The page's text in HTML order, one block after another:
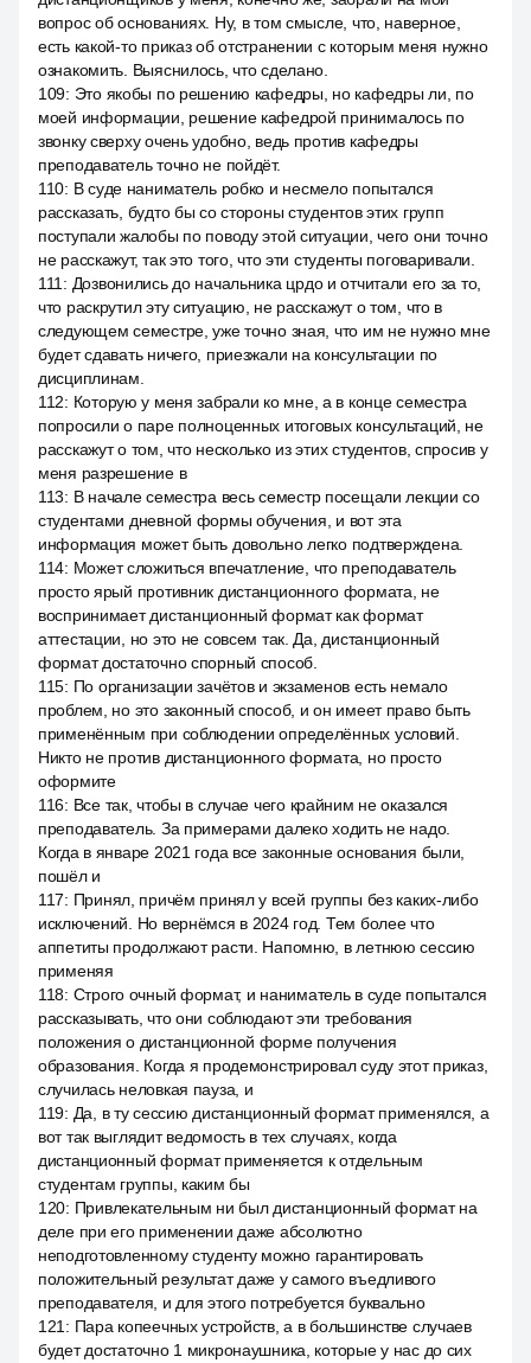
вопрос об основаниях. Ну, в том смысле, что, наверное,
есть какой-то приказ об отстранении с которым меня нужно
ознакомить. Выяснилось, что сделано.
109: Это якобы по решению кафедры, но кафедры ли, по
моей информации, решение кафедрой принималось по
звонку сверху очень удобно, ведь против кафедры
преподаватель точно не пойдёт.
110: В суде наниматель робко и несмело попытался
рассказать, будто бы со стороны студентов этих групп
поступали жалобы по поводу этой ситуации, чего они точно
не расскажут, так это того, что эти студенты поговаривали.
111 : Дозвонились до начальника црдо и отчитали его за то,
что раскрутил эту ситуацию, не расскажут о том, что в
следующем семестре, уже точно зная, что им не нужно мне
будет сдавать ничего, приезжали на консультации по
дисциплинам.
112: Которую у меня забрали ко мне, а в конце семестра
попросили о паре полноценных итоговых консультаций, не
расскажут о том, что несколько из этих студентов, спросив у
меня разрешение в
113: В начале семестра весь семестр посещали лекции со
студентами дневной формы обучения, и вот эта
информация может быть довольно легко подтверждена.
114: Может сложиться впечатление, что преподаватель
просто ярый противник дистанционного формата, не
воспринимает дистанционный формат как формат
аттестации, но это не совсем так. Да, дистанционный
формат достаточно спорный способ.
115: По организации зачётов и экзаменов есть немало
проблем, но это законный способ, и он имеет право быть
применённым при соблюдении определённых условий.
Никто не против дистанционного формата, но просто
оформите
116: Все так, чтобы в случае чего крайним не оказался
преподаватель. За примерами далеко ходить не надо.
Когда в январе 2021 года все законные основания были,
пошёл и
117: Принял, причём принял у всей группы без каких-либо
исключений. Но вернёмся в 2024 год. Тем более что
аппетиты продолжают расти. Напомню, в летнюю сессию
применяя
118: Строго очный формат, и наниматель в суде попытался
рассказывать, что они соблюдают эти требования
положения о дистанционной форме получения
образования. Когда я продемонстрировал суду этот приказ,
случилась неловкая пауза, и
119: Да, в ту сессию дистанционный формат применялся, а
вот так выглядит ведомость в тех случаях, когда
дистанционный формат применяется к отдельным
студентам группы, каким бы
120: Привлекательным ни был дистанционный формат на
деле при его применении даже абсолютно
неподготовленному студенту можно гарантировать
положительный результат даже у самого въедливого
преподавателя, и для этого потребуется буквально
121 : Пара копеечных устройств, а в большинстве случаев
будет достаточно 1 микронаушника, которые у нас до сих